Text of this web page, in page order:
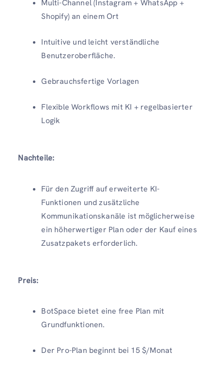
Multi-Channel (Instagram + WhatsApp +
Shopify) an einem Ort
Intuitive und leicht verständliche
Benutzeroberfläche.
Gebrauchsfertige Vorlagen
Flexible Workflows mit KI + regelbasierter
Logik
Nachteile:
Für den Zugriff auf erweiterte KI-
Funktionen und zusätzliche
Kommunikationskanäle ist möglicherweise
ein höherwertiger Plan oder der Kauf eines
Zusatzpakets erforderlich.
Preis:
BotSpace bietet eine free Plan mit
Grundfunktionen.
Der Pro-Plan beginnt bei 15 $/Monat